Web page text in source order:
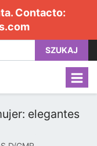
Contacto:
SZUKAJ
elegantes